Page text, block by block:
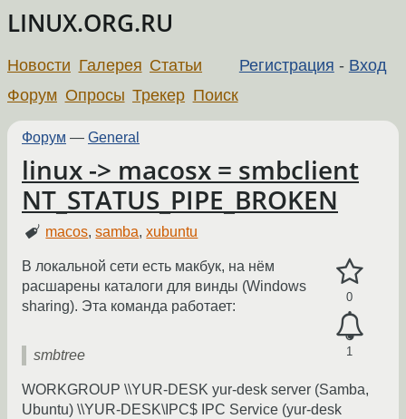
LINUX.ORG.RU
Регистрация - Вход
Новости Галерея Статьи
Форум Опросы Трекер Поиск
Форум — General
linux -> macosx = smbclient
NT_STATUS_PIPE_BROKEN
macos,samba,xubuntu
0
1
В локальной сети есть макбук, на нём
расшарены каталоги для винды (Windows
sharing). Эта команда работает:
smbtree
WORKGROUP \\YUR-DESK yur-desk server (Samba,
Ubuntu) \\YUR-DESK\IPC$ IPC Service (yur-desk